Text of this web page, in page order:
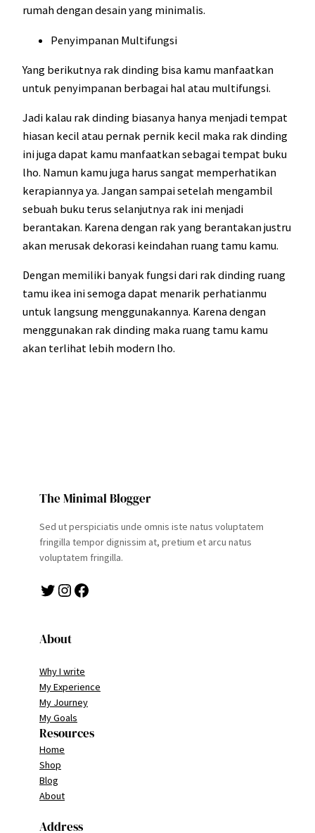
rumah dengan desain yang minimalis.
Penyimpanan Multifungsi
Yang berikutnya rak dinding bisa kamu manfaatkan
untuk penyimpanan berbagai hal atau multifungsi.
Jadi kalau rak dinding biasanya hanya menjadi tempat
hiasan kecil atau pernak pernik kecil maka rak dinding
ini juga dapat kamu manfaatkan sebagai tempat buku
lho. Namun kamu juga harus sangat memperhatikan
kerapiannya ya. Jangan sampai setelah mengambil
sebuah buku terus selanjutnya rak ini menjadi
berantakan. Karena dengan rak yang berantakan justru
akan merusak dekorasi keindahan ruang tamu kamu.
Dengan memiliki banyak fungsi dari rak dinding ruang
tamu ikea ini semoga dapat menarik perhatianmu
untuk langsung menggunakannya. Karena dengan
menggunakan rak dinding maka ruang tamu kamu
akan terlihat lebih modern lho.
The Minimal Blogger
Sed ut perspiciatis unde omnis iste natus voluptatem
fringilla tempor dignissim at, pretium et arcu natus
voluptatem fringilla.
Twitter Instagram Facebook
About
Why I write
My Experience
My Journey
My Goals
Resources
Home
Shop
Blog
About
Address